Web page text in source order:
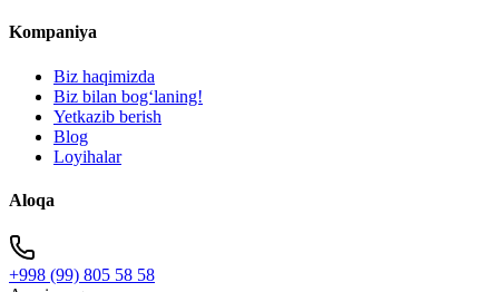
Kompaniya
Biz haqimizda
Biz bilan bogʻlaning!
Yetkazib berish
Blog
Loyihalar
Aloqa
+998 (99) 805 58 58